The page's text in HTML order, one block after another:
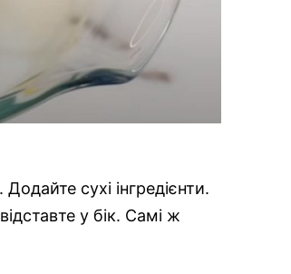
сухі інгредієнти.
у бік. Самі ж